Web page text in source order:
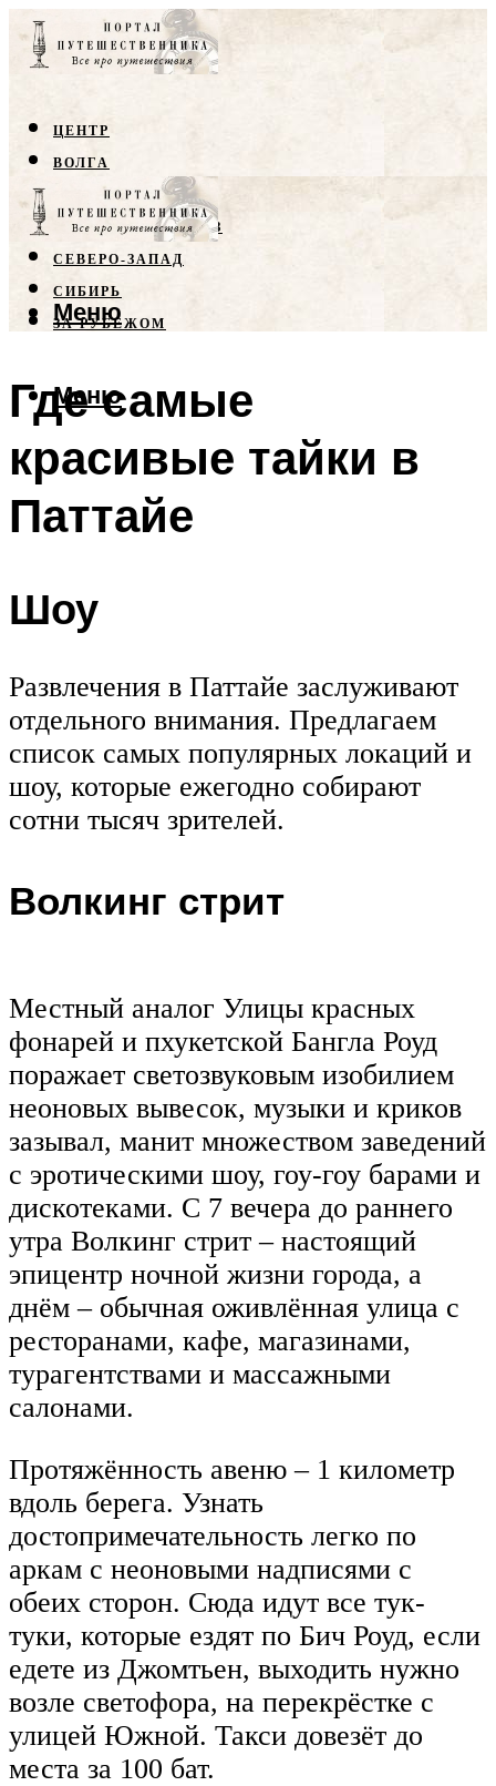
ЦЕНТР
ВОЛГА
КРЫМ
СЕВЕРНЫЙ КАВКАЗ
СЕВЕРО-ЗАПАД
СИБИРЬ
ЗА РУБЕЖОМ
Меню
Меню
Где самые
красивые тайки в
Паттайе
Шоу
Развлечения в Паттайе заслуживают
отдельного внимания. Предлагаем
список самых популярных локаций и
шоу, которые ежегодно собирают
сотни тысяч зрителей.
Волкинг стрит
Местный аналог Улицы красных
фонарей и пхукетской Бангла Роуд
поражает светозвуковым изобилием
неоновых вывесок, музыки и криков
зазывал, манит множеством заведений
с эротическими шоу, гоу-гоу барами и
дискотеками. С 7 вечера до раннего
утра Волкинг стрит – настоящий
эпицентр ночной жизни города, а
днём – обычная оживлённая улица с
ресторанами, кафе, магазинами,
турагентствами и массажными
салонами.
Протяжённость авеню – 1 километр
вдоль берега. Узнать
достопримечательность легко по
аркам с неоновыми надписями с
обеих сторон. Сюда идут все тук-
туки, которые ездят по Бич Роуд, если
едете из Джомтьен, выходить нужно
возле светофора, на перекрёстке с
улицей Южной. Такси довезёт до
места за 100 бат.